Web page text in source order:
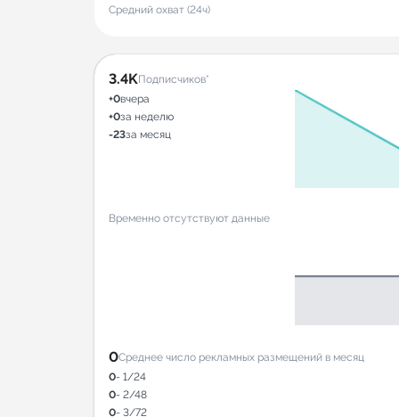
Средний охват (24ч)
3.4KПодписчиков*
+0вчера
+0за неделю
-23за месяц
Временно отсутствуют данные
0Среднее число рекламных размещений в месяц
0- 1/24
0- 2/48
0- 3/72